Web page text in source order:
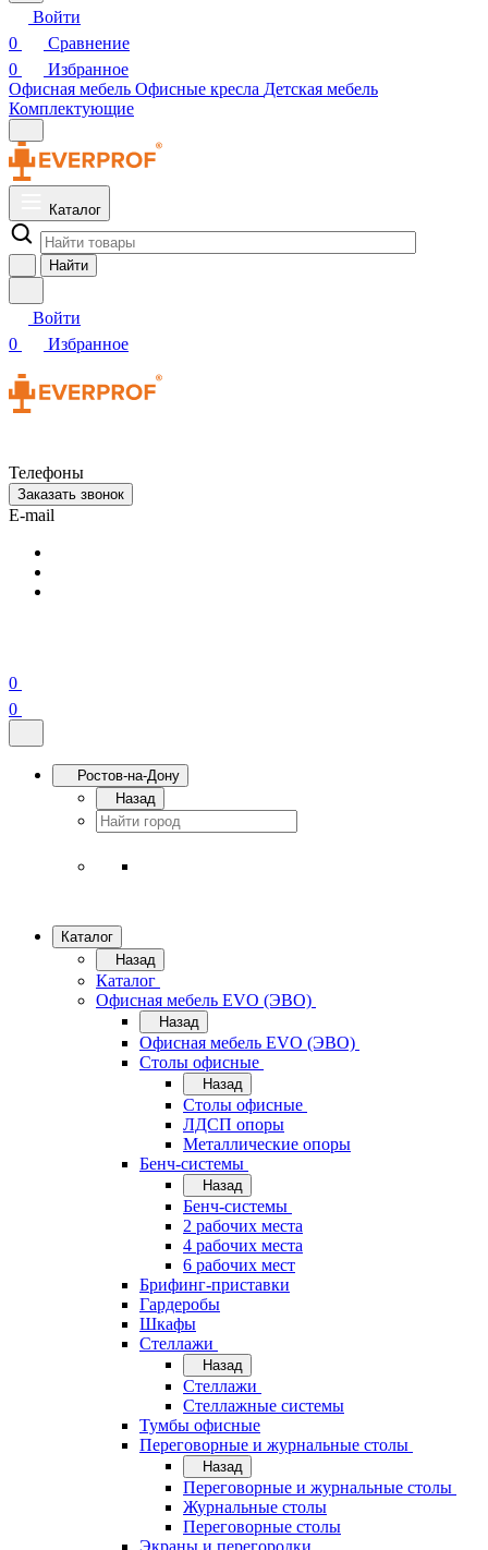
Войти
0
Сравнение
0
Избранное
Офисная мебель Офисные кресла Детская мебель
Комплектующие
Каталог
Найти
Войти
0
Избранное
Телефоны
Заказать звонок
E-mail
0
0
Ростов-на-Дону
Назад
Каталог
Назад
Каталог
Офисная мебель EVO (ЭВО)
Назад
Офисная мебель EVO (ЭВО)
Cтолы офисные
Назад
Cтолы офисные
ЛДСП опоры
Металлические опоры
Бенч-системы
Назад
Бенч-системы
2 рабочих места
4 рабочих места
6 рабочих мест
Брифинг-приставки
Гардеробы
Шкафы
Стеллажи
Назад
Стеллажи
Стеллажные системы
Тумбы офисные
Переговорные и журнальные столы
Назад
Переговорные и журнальные столы
Журнальные столы
Переговорные столы
Экраны и перегородки